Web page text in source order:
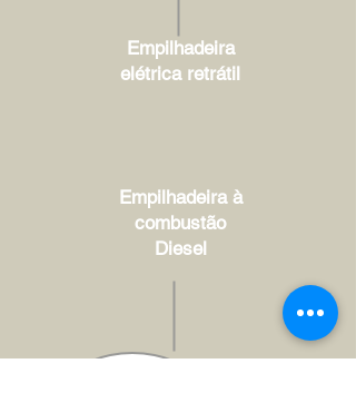
Empilhadeira
elétrica retrátil
Empilhadeira à
combustão
Diesel